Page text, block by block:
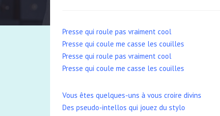
Presse qui roule pas vraiment cool
Presse qui coule me casse les couilles
Presse qui roule pas vraiment cool
Presse qui coule me casse les couilles
Vous êtes quelques-uns à vous croire divins
Des pseudo-intellos qui jouez du stylo